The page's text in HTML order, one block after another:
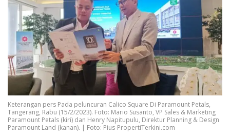
Keterangan pers Pada peluncuran Calico Square Di Paramount Petals,
Tangerang, Rabu (15/2/2023). Foto: Mario Susanto, VP Sales & Marketing
Paramount Petals (kiri) dan Henry Napitupulu, Direktur Planning & Design
Paramount Land (kanan). | Foto: Pius-PropertiTerkini.com